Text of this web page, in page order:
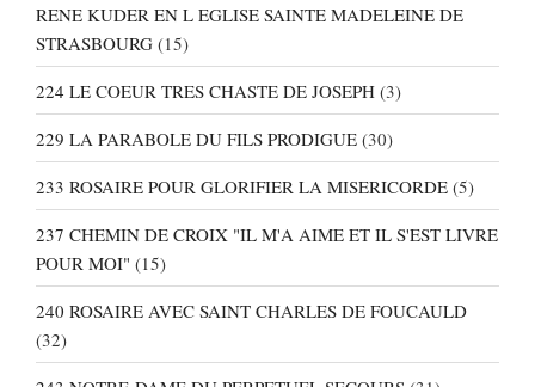
RENE KUDER EN L EGLISE SAINTE MADELEINE DE
STRASBOURG (15)
224 LE COEUR TRES CHASTE DE JOSEPH (3)
229 LA PARABOLE DU FILS PRODIGUE (30)
233 ROSAIRE POUR GLORIFIER LA MISERICORDE (5)
237 CHEMIN DE CROIX "IL M'A AIME ET IL S'EST LIVRE
POUR MOI" (15)
240 ROSAIRE AVEC SAINT CHARLES DE FOUCAULD
(32)